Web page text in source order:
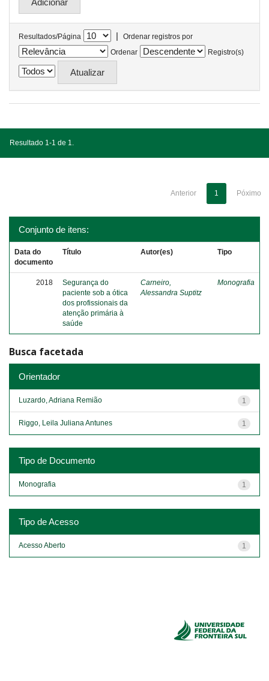
Resultados/Página |
Ordenar registros por
Ordenar
Registro(s)
Resultado 1-1 de 1.
Anterior 1 Póximo
Conjunto de itens:
Data do
documento
Título Autor(es) Tipo
2018
Segurança do
paciente sob a ótica
dos profissionais da
atenção primária à
saúde
Carneiro,
Alessandra Suptitz
Monografia
Busca facetada
Orientador
1
Luzardo, Adriana Remião
1
Riggo, Leila Juliana Antunes
Tipo de Documento
1
Monografia
Tipo de Acesso
1
Acesso Aberto